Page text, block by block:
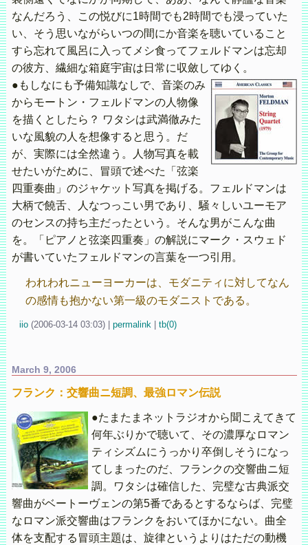
なんだろう、この悦びに1時間でも2時間でも浸っていた
い、そう思いながらいつの間にか音楽を聴いていること
すら忘れて風呂に入ってメシ食ってフェルドマンは忘却
の彼方、繊細な箱庭宇宙は日常に収斂してゆく。
●もしなにも予備知識なしで、音楽のみ
からモートン・フェルドマンの人物像
を描くとしたら？ ワタシは武満徹みた
いな風貌の人を想像すると思う。だ
が、実際には全然違う。人物写真を載
せたいがために、冒頭で述べた「弦楽
四重奏曲」のジャケット写真を掲げる。フェルドマンは
大柄で饒舌、人なつっこい男であり、騒々しいユーモア
のセンスの持ち主だったという。そんな男がこんな曲
を。「ピアノと弦楽四重奏」の解説にマーク・スウェド
が書いていたフェルドマンの言葉を一つ引用。
われわれニューヨーカーは、モダニティに対してなん
の感情も抱かない第一級のモダニストである。
iio (2006-03-14 03:03) permalink| tb(0)
March 9, 2006
フランク：交響曲ニ短調、最強ロマン伝説
●たまたまネットラジオから聞こえてきて
何年ぶりかで聴いて、その濃厚なロマン
ティシズムにうっかり卒倒しそうになっ
てしまったのだ、フランクの交響曲ニ短
調。ワタシは確信した、完璧な古典派交
響曲がベートーヴェンの第5番であるとするならば、完璧
なロマン派交響曲はフランクをおいてほかにない。曲全
体を支配する冒頭主題は、旋律というよりはただの動機